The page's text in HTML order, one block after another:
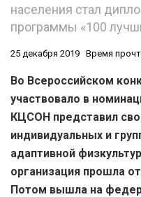
населения стал
программы «100
25 декабря 2019 Время
Во Всероссийском
участвовало в
КЦСОН представил
индивидуальных и
адаптивной
организация прошла
Потом вышла на